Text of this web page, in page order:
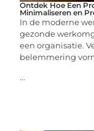
Ontdek Hoe Een
Minimaliseren en
In de moderne
gezonde
een organisatie.
belemmering
...